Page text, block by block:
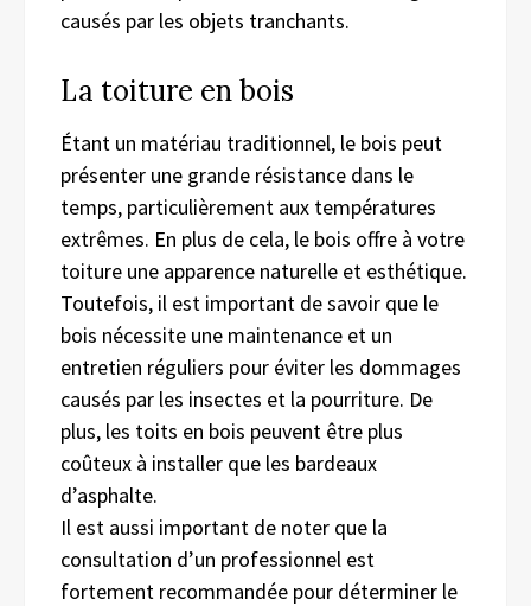
causés par les objets tranchants.
La toiture en bois
Étant un matériau traditionnel, le bois peut
présenter une grande résistance dans le
temps, particulièrement aux températures
extrêmes. En plus de cela, le bois offre à votre
toiture une apparence naturelle et esthétique.
Toutefois, il est important de savoir que le
bois nécessite une maintenance et un
entretien réguliers pour éviter les dommages
causés par les insectes et la pourriture. De
plus, les toits en bois peuvent être plus
coûteux à installer que les bardeaux
d’asphalte.
Il est aussi important de noter que la
consultation d’un professionnel est
fortement recommandée pour déterminer le